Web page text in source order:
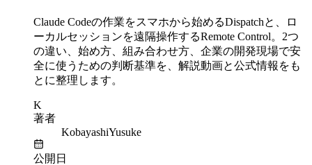
Claude Codeの作業をスマホから始めるDispatchと、ロ
ーカルセッションを遠隔操作するRemote Control。2つ
の違い、始め方、組み合わせ方、企業の開発現場で安
全に使うための判断基準を、解説動画と公式情報をも
とに整理します。
K
著者
KobayashiYusuke
公開日